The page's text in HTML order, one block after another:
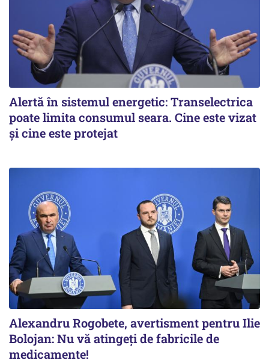
Alertă în sistemul energetic: Transelectrica
poate limita consumul seara. Cine este vizat
și cine este protejat
Alexandru Rogobete, avertisment pentru Ilie
Bolojan: Nu vă atingeți de fabricile de
medicamente!